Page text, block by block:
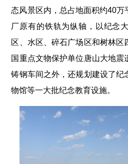
态风景区内，总占地面积约40万
厂原有的铁轨为纵轴，以纪念
区、水区、碎石广场区和树林区
国重点文物保护单位唐山大地
铸钢车间之外，还规划建设了纪
物馆等一大批纪念教育设施。